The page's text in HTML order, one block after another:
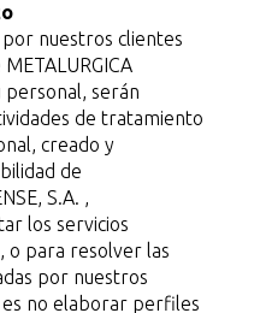
nuestros clientes
personal, serán
de tratamiento
creado y
de
S.A. ,
los servicios
o para resolver las
por nuestros
no elaborar perfiles